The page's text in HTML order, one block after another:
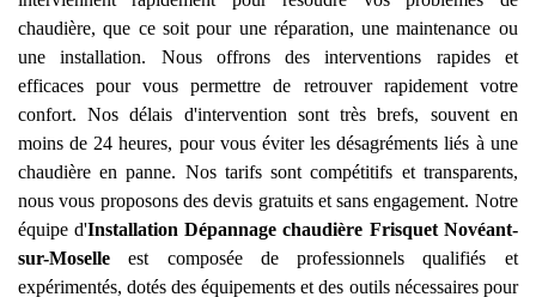
chaudière, que ce soit pour une réparation, une maintenance ou
une installation. Nous offrons des interventions rapides et
efficaces pour vous permettre de retrouver rapidement votre
confort. Nos délais d'intervention sont très brefs, souvent en
moins de 24 heures, pour vous éviter les désagréments liés à une
chaudière en panne. Nos tarifs sont compétitifs et transparents,
nous vous proposons des devis gratuits et sans engagement. Notre
équipe d'Installation Dépannage chaudière Frisquet Novéant-
sur-Moselle est composée de professionnels qualifiés et
expérimentés, dotés des équipements et des outils nécessaires pour